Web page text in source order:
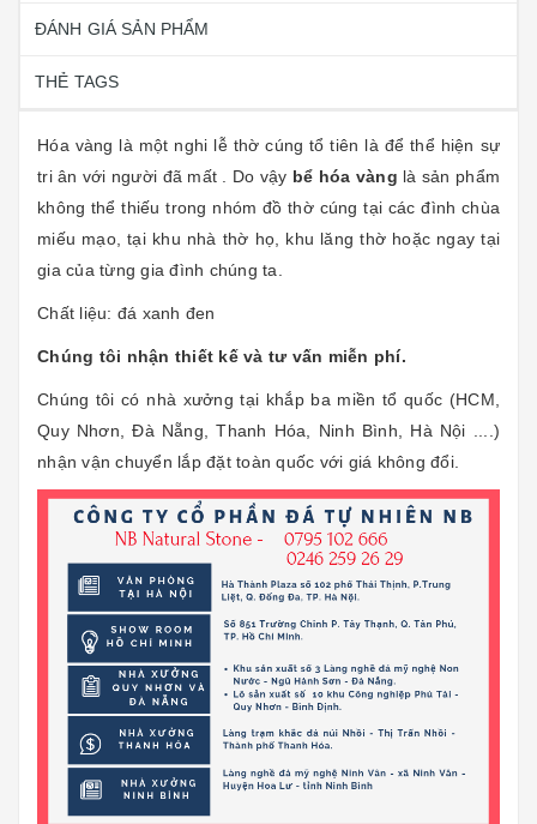
ĐÁNH GIÁ SẢN PHẨM
THẺ TAGS
Hóa vàng là một nghi lễ thờ cúng tổ tiên là để thể hiện sự
tri ân với người đã mất . Do vậy bể hóa vàng là sản phẩm
không thể thiếu trong nhóm đồ thờ cúng tại các đình chùa
miếu mạo, tại khu nhà thờ họ, khu lăng thờ hoặc ngay tại
gia của từng gia đình chúng ta.
Chất liệu: đá xanh đen
Chúng tôi nhận thiết kế và tư vấn miễn phí.
Chúng tôi có nhà xưởng tại khắp ba miền tổ quốc (HCM,
Quy Nhơn, Đà Nẵng, Thanh Hóa, Ninh Bình, Hà Nội ....)
nhận vận chuyển lắp đặt toàn quốc với giá không đổi.